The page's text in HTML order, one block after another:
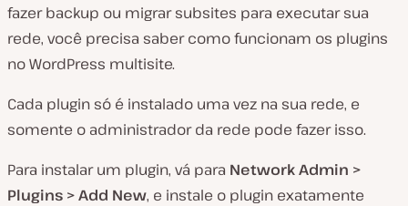
fazer backup ou migrar subsites para executar sua
rede, você precisa saber como funcionam os plugins
no WordPress multisite.
Cada plugin só é instalado uma vez na sua rede, e
somente o administrador da rede pode fazer isso.
Para instalar um plugin, vá para Network Admin >
Plugins > Add New, e instale o plugin exatamente